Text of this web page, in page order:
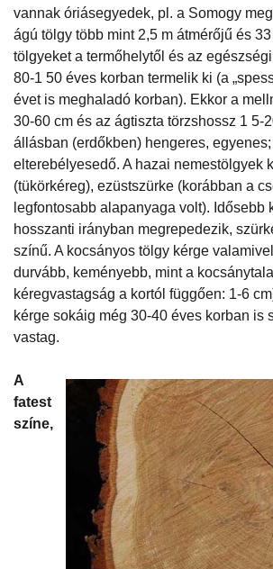
vannak óriásegyedek, pl. a Somogy
ágú tölgy több mint 2,5 m átmérőjű és
tölgyeket a termőhelytől és az
80-1 50 éves korban termelik ki (a
évet is meghaladó korban). Ekkor a
30-60 cm és az ágtiszta törzshossz 1 5-
állásban (erdőkben) hengeres,
elterebélyesedő. A hazai nemestölgyek
(tükörkéreg), ezüstszürke (korábban a
legfontosabb alapanyaga volt). Idősebb
hosszanti irányban megrepedezik,
színű. A kocsányos tölgy kérge
durvább, keményebb, mint a
kéregvastagság a kortól függően: 1-6
kérge sokáig még 30-40 éves korban is
vastag.
A
fatest
színe,